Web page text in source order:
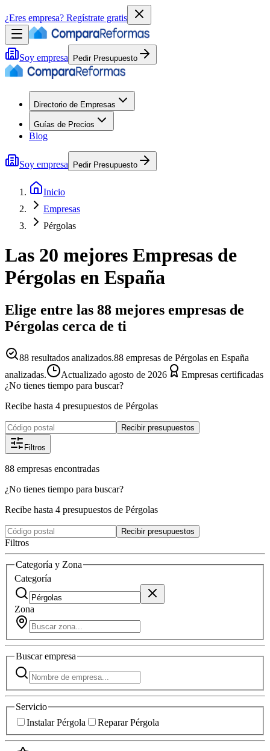
¿Eres empresa? Regístrate gratis
Soy empresa Pedir Presupuesto
Directorio de Empresas
Guías de Precios
Blog
Soy empresa Pedir Presupuesto
Inicio
Empresas
Pérgolas
Las 20 mejores Empresas de
Pérgolas en España
Elige entre las 88 mejores empresas de
Pérgolas cerca de ti
88 resultados analizados.88 empresas de Pérgolas en España
analizadas.
Actualizado agosto de 2026
Empresas certificadas
¿No tienes tiempo para buscar?
Recibe hasta 4 presupuestos de Pérgolas
Recibir presupuestos
Filtros
88 empresas encontradas
¿No tienes tiempo para buscar?
Recibe hasta 4 presupuestos de Pérgolas
Recibir presupuestos
Filtros
Categoría y Zona
Categoría
Zona
Buscarempresa
Servicio
Instalar Pérgola
Reparar Pérgola